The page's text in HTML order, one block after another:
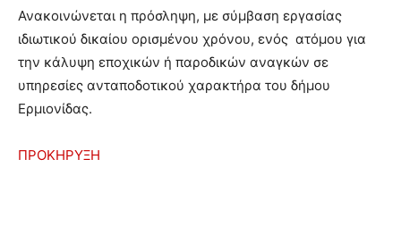
Ανακοινώνεται η πρόσληψη, με σύμβαση εργασίας
ιδιωτικού δικαίου ορισμένου χρόνου, ενός ατόμου για
την κάλυψη εποχικών ή παροδικών αναγκών σε
υπηρεσίες ανταποδοτικού χαρακτήρα του δήμου
Ερμιονίδας.
ΠΡΟΚΗΡΥΞΗ